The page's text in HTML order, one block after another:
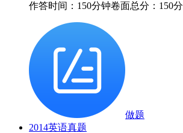
作答时间：150分钟卷面总分：150分
做题
2014英语真题